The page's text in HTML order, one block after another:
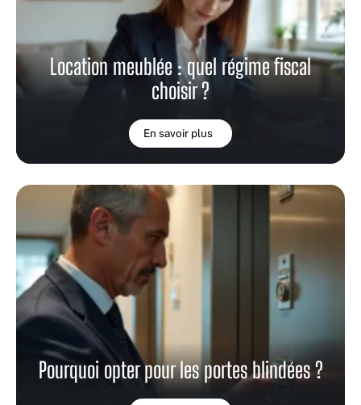
Location meublée : quel régime fiscal
choisir ?
En savoir plus
Pourquoi opter pour les portes blindées ?